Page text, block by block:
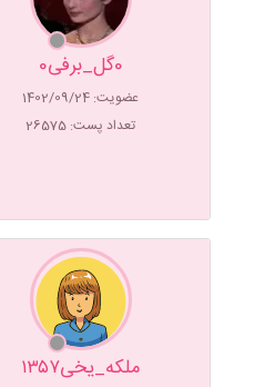
0گل_برفی0
عضویت: 1402/09/24
تعداد پست: 26575
ملکه_یخی۱۳۵۷